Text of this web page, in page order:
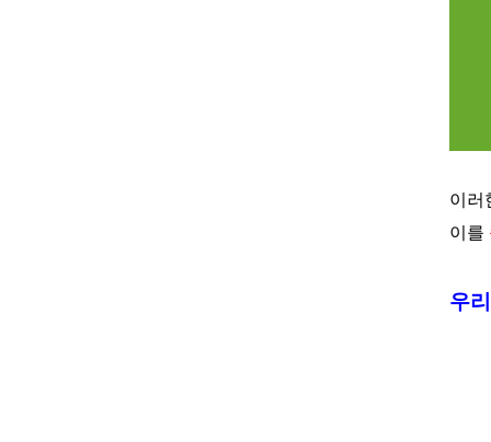
이러
이를
우